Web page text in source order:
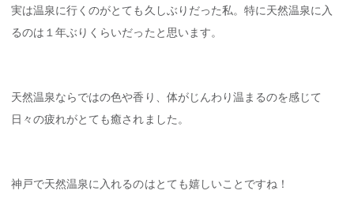
実は温泉に行くのがとても久しぶりだった私。特に天然温泉に入
るのは１年ぶりくらいだったと思います。
天然温泉ならではの色や香り、体がじんわり温まるのを感じて
日々の疲れがとても癒されました。
神戸で天然温泉に入れるのはとても嬉しいことですね！